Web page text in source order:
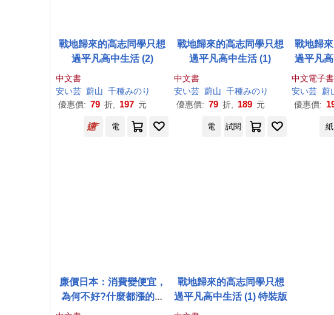
戰地歸來的高志同學只想
過平凡高中生活 (2)
中文書
安い芸 蔚山 千種みのり
優惠價: 79 折, 197 元
戰地歸來的高志同學只想
過平凡高中生活 (1)
中文書
安い芸 蔚山 千種みのり
優惠價: 79 折, 189 元
戰地歸
過平凡
中文電子書
安い芸 蔚
優惠價:
電 電 試閱 紙
廉價日本：消費變便宜，
為何不好?什麼都漲的時
代?為什麼只有薪水不漲?
戰地歸來的高志同學只想
過平凡高中生活 (1) 特裝版